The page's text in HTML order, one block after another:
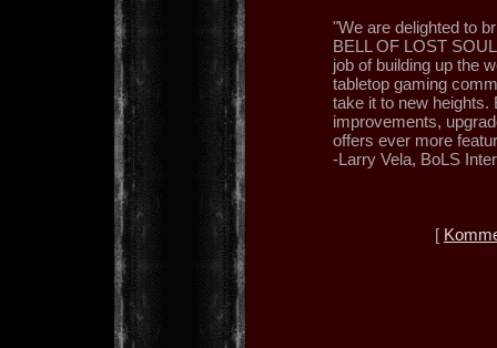
"We are delighted to
BELL OF LOST
job of building up the
tabletop gaming
take it to new heights.
improvements,
offers ever more
-Larry Vela, BoLS
[